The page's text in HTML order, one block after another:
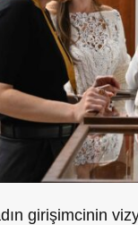
girişimcinin